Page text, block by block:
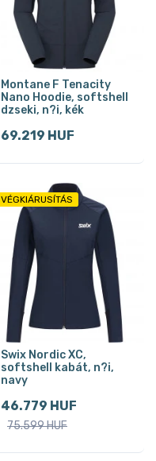
Montane F Tenacity
Nano Hoodie, softshell
dzseki, n?i, kék
69.219 HUF
VÉGKIÁRUSÍTÁS
Swix Nordic XC,
softshell kabát, n?i,
navy
46.779 HUF
75.599 HUF